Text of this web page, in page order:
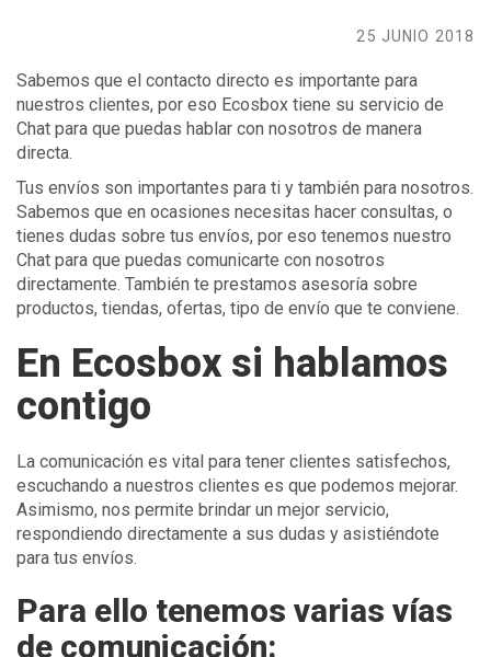
25 JUNIO 2018
Sabemos que el contacto directo es importante para
nuestros clientes, por eso Ecosbox tiene su servicio de
Chat para que puedas hablar con nosotros de manera
directa.
Tus envíos son importantes para ti y también para nosotros.
Sabemos que en ocasiones necesitas hacer consultas, o
tienes dudas sobre tus envíos, por eso tenemos nuestro
Chat para que puedas comunicarte con nosotros
directamente. También te prestamos asesoría sobre
productos, tiendas, ofertas, tipo de envío que te conviene.
En Ecosbox si hablamos
contigo
La comunicación es vital para tener clientes satisfechos,
escuchando a nuestros clientes es que podemos mejorar.
Asimismo, nos permite brindar un mejor servicio,
respondiendo directamente a sus dudas y asistiéndote
para tus envíos.
Para ello tenemos varias vías
de comunicación: